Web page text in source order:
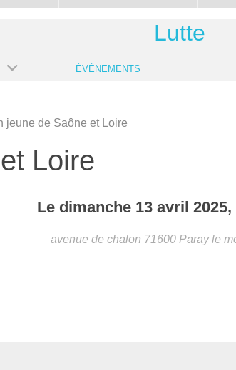
Lutte
ÉVÈNEMENTS
jeune de Saône et Loire
Loire
Le dimanche 13 avril 2025,
avenue de chalon 71600 Paray le